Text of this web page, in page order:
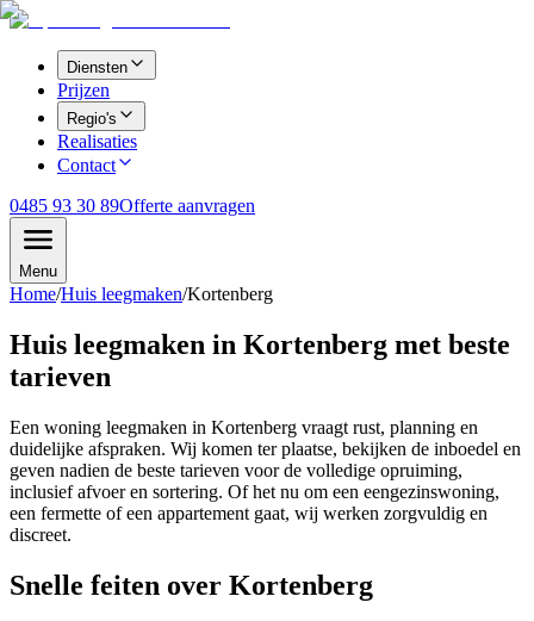
Diensten
Prijzen
Regio's
Realisaties
Contact
0485 93 30 89Offerte aanvragen
Menu
Home/Huis leegmaken/Kortenberg
Huis leegmaken in Kortenberg met beste
tarieven
Een woning leegmaken in Kortenberg vraagt rust, planning en
duidelijke afspraken. Wij komen ter plaatse, bekijken de inboedel en
geven nadien de beste tarieven voor de volledige opruiming,
inclusief afvoer en sortering. Of het nu om een eengezinswoning,
een fermette of een appartement gaat, wij werken zorgvuldig en
discreet.
Snelle feiten over Kortenberg